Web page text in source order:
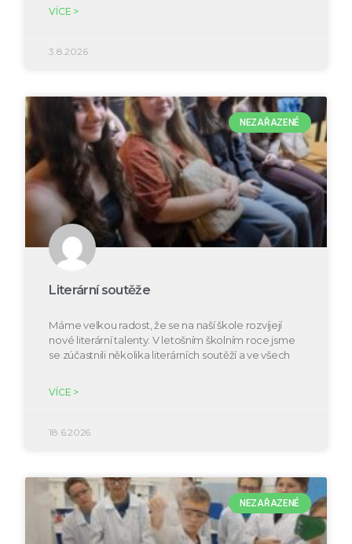
VÍCE >
3.8.2026
NEZAŘAZENÉ
Literární soutěže
Máme velkou radost, že se na naší škole rozvíjejí
nové literární talenty. V letošním školním roce jsme
se zúčastnili několika literárních soutěží a ve všech
VÍCE >
18.6.2026
NEZAŘAZENÉ